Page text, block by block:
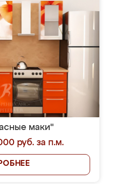
маки"
руб. за п.м.